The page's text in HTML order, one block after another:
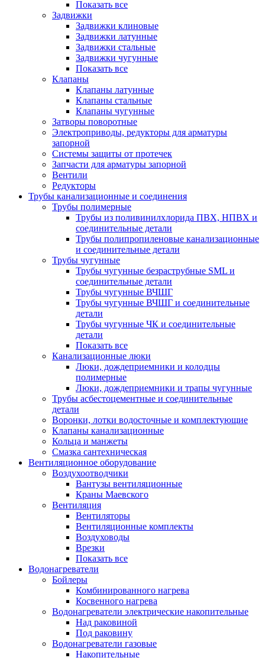
Показать все
Задвижки
Задвижки клиновые
Задвижки латунные
Задвижки стальные
Задвижки чугунные
Показать все
Клапаны
Клапаны латунные
Клапаны стальные
Клапаны чугунные
Затворы поворотные
Электроприводы, редукторы для арматуры
запорной
Системы защиты от протечек
Запчасти для арматуры запорной
Вентили
Редукторы
Трубы канализационные и соединения
Трубы полимерные
Трубы из поливинилхлорида ПВХ, НПВХ и
соединительные детали
Трубы полипропиленовые канализационные
и соединительные детали
Трубы чугунные
Трубы чугунные безраструбные SML и
соединительные детали
Трубы чугунные ВЧШГ
Трубы чугунные ВЧШГ и соединительные
детали
Трубы чугунные ЧК и соединительные
детали
Показать все
Канализационные люки
Люки, дождеприемники и колодцы
полимерные
Люки, дождеприемники и трапы чугунные
Трубы асбестоцементные и соединительные
детали
Воронки, лотки водосточные и комплектующие
Клапаны канализационные
Кольца и манжеты
Смазка сантехническая
Вентиляционное оборудование
Воздухоотводчики
Вантузы вентиляционные
Краны Маевского
Вентиляция
Вентиляторы
Вентиляционные комплекты
Воздуховоды
Врезки
Показать все
Водонагреватели
Бойлеры
Комбинированного нагрева
Косвенного нагрева
Водонагреватели электрические накопительные
Над раковиной
Под раковину
Водонагреватели газовые
Накопительные